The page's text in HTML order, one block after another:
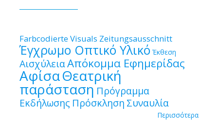
Farbcodierte Visuals Zeitungsausschnitt
Έγχρωμο Οπτικό Υλικό Έκθεση
ΑισχύλειαΑπόκομμα Εφημερίδας
ΑφίσαΘεατρική
παράσταση Πρόγραμμα
Εκδήλωσης Πρόσκληση Συναυλία
Περισσότερα